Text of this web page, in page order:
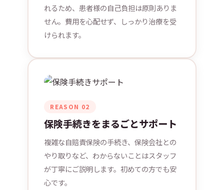
れるため、患者様の自己負担は原則ありま
せん。費用を心配せず、しっかり治療を受
けられます。
REASON 02
保険手続きをまるごとサポート
複雑な自賠責保険の手続き、保険会社との
やり取りなど、わからないことはスタッフ
が丁寧にご説明します。初めての方でも安
心です。